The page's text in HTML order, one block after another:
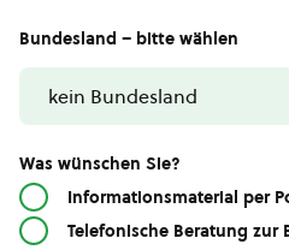
Bundesland – bitte wählen
Was wünschen Sie?
Informationsmaterial per
Telefonische Beratung zur